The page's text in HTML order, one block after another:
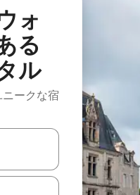
ォ
る
ル
ークな宿
を使って移動するか、画面